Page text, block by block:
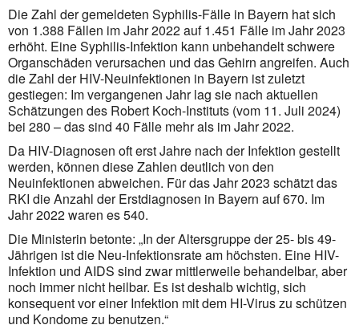
Die Zahl der gemeldeten Syphilis-Fälle in Bayern hat sich
von 1.388 Fällen im Jahr 2022 auf 1.451 Fälle im Jahr 2023
erhöht. Eine Syphilis-Infektion kann unbehandelt schwere
Organschäden verursachen und das Gehirn angreifen. Auch
die Zahl derHIV-Neuinfektionen in Bayern ist zuletzt
gestiegen: Im vergangenen Jahr lag sie nach aktuellen
Schätzungen des Robert Koch-Instituts (vom 11. Juli 2024)
bei 280 – das sind 40 Fälle mehr als im Jahr 2022.
Da HIV-Diagnosen oft erst Jahre nach der Infektion gestellt
werden, können diese Zahlen deutlich von den
Neuinfektionen abweichen. Für das Jahr 2023 schätzt das
RKI die Anzahl der Erstdiagnosen in Bayern auf 670. Im
Jahr 2022 waren es 540.
Die Ministerin betonte: „In der Altersgruppe der 25- bis 49-
Jährigen ist die Neu-Infektionsrate am höchsten. Eine HIV-
Infektion und AIDS sind zwar mittlerweile behandelbar, aber
noch immer nicht heilbar. Es ist deshalb wichtig, sich
konsequent vor einer Infektion mit dem HI-Virus zu schützen
und Kondome zu benutzen.“